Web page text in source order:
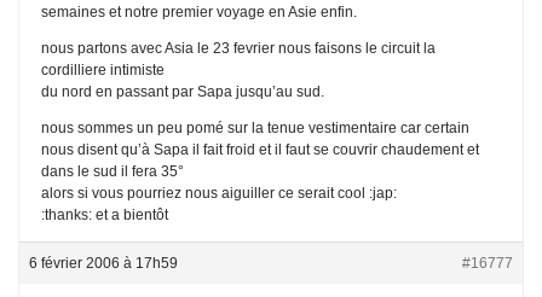
semaines et notre premier voyage en Asie enfin.
nous partons avec Asia le 23 fevrier nous faisons le circuit la
cordilliere intimiste
du nord en passant par Sapa jusqu’au sud.
nous sommes un peu pomé sur la tenue vestimentaire car certain
nous disent qu’à Sapa il fait froid et il faut se couvrir chaudement et
dans le sud il fera 35°
alors si vous pourriez nous aiguiller ce serait cool :jap:
:thanks: et a bientôt
6 février 2006 à 17h59 #16777